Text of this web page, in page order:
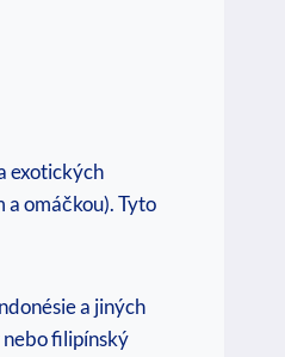
exotických
omáčkou). Tyto
a jiných
nebo filipínský